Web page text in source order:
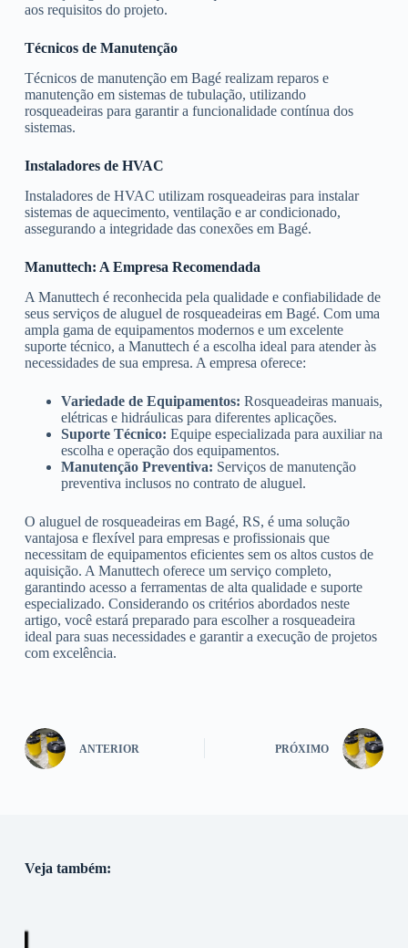
aos requisitos do projeto.
Técnicos de Manutenção
Técnicos de manutenção em Bagé realizam reparos e
manutenção em sistemas de tubulação, utilizando
rosqueadeiras para garantir a funcionalidade contínua dos
sistemas.
Instaladores de HVAC
Instaladores de HVAC utilizam rosqueadeiras para instalar
sistemas de aquecimento, ventilação e ar condicionado,
assegurando a integridade das conexões em Bagé.
Manuttech: A Empresa Recomendada
A Manuttech é reconhecida pela qualidade e confiabilidade de
seus serviços de aluguel de rosqueadeiras em Bagé. Com uma
ampla gama de equipamentos modernos e um excelente
suporte técnico, a Manuttech é a escolha ideal para atender às
necessidades de sua empresa. A empresa oferece:
Variedade de Equipamentos: Rosqueadeiras manuais,
elétricas e hidráulicas para diferentes aplicações.
Suporte Técnico: Equipe especializada para auxiliar na
escolha e operação dos equipamentos.
Manutenção Preventiva: Serviços de manutenção
preventiva inclusos no contrato de aluguel.
O aluguel de rosqueadeiras em Bagé, RS, é uma solução
vantajosa e flexível para empresas e profissionais que
necessitam de equipamentos eficientes sem os altos custos de
aquisição. A Manuttech oferece um serviço completo,
garantindo acesso a ferramentas de alta qualidade e suporte
especializado. Considerando os critérios abordados neste
artigo, você estará preparado para escolher a rosqueadeira
ideal para suas necessidades e garantir a execução de projetos
com excelência.
ANTERIOR PRÓXIMO
Veja também: